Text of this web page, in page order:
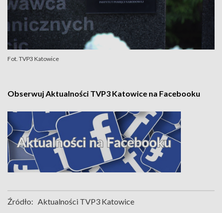
Fot. TVP3 Katowice
Obserwuj Aktualności TVP3 Katowice na Facebooku
Źródło: Aktualności TVP3 Katowice